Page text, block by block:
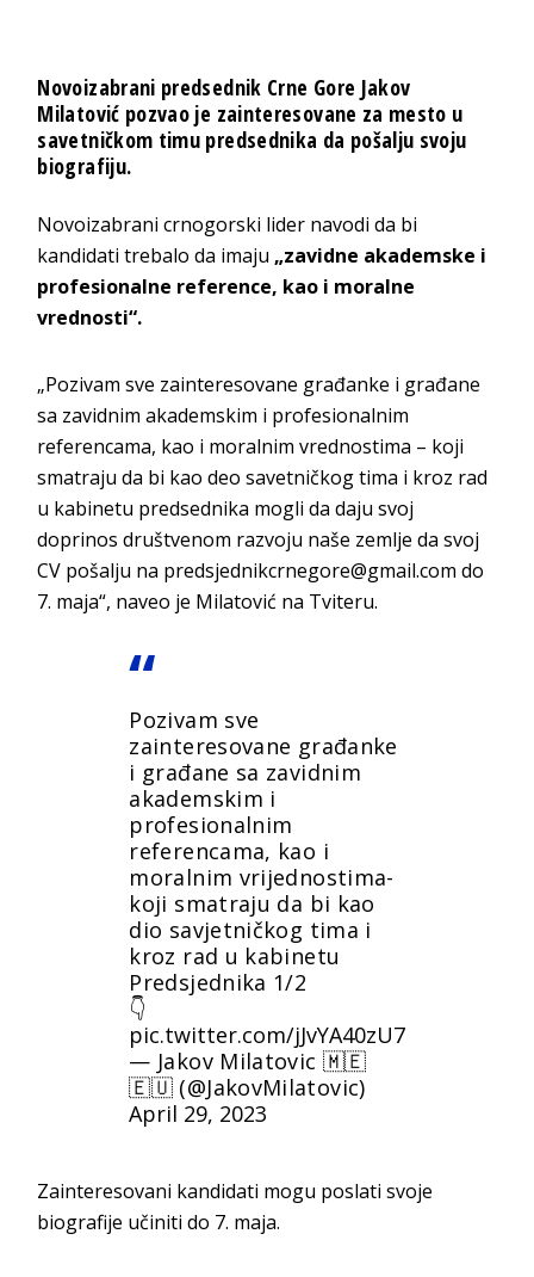
Novoizabrani predsednik Crne Gore Jakov
Milatović pozvao je zainteresovane za mesto u
savetničkom timu predsednika da pošalju svoju
biografiju.
Novoizabrani crnogorski lider navodi da bi
kandidati trebalo da imaju „zavidne akademske i
profesionalne reference, kao i moralne
vrednosti“.
„Pozivam sve zainteresovane građanke i građane
sa zavidnim akademskim i profesionalnim
referencama, kao i moralnim vrednostima – koji
smatraju da bi kao deo savetničkog tima i kroz rad
u kabinetu predsednika mogli da daju svoj
doprinos društvenom razvoju naše zemlje da svoj
CV pošalju na predsjednikcrnegore@gmail.com do
7. maja“, naveo je Milatović na Tviteru.
Pozivam sve
zainteresovane građanke
i građane sa zavidnim
akademskim i
profesionalnim
referencama, kao i
moralnim vrijednostima-
koji smatraju da bi kao
dio savjetničkog tima i
kroz rad u kabinetu
Predsjednika 1/2
👇
pic.twitter.com/jJvYA40zU7
— Jakov Milatovic 🇲🇪
🇪🇺 (@JakovMilatovic)
April 29, 2023
Zainteresovani kandidati mogu poslati svoje
biografije učiniti do 7. maja.